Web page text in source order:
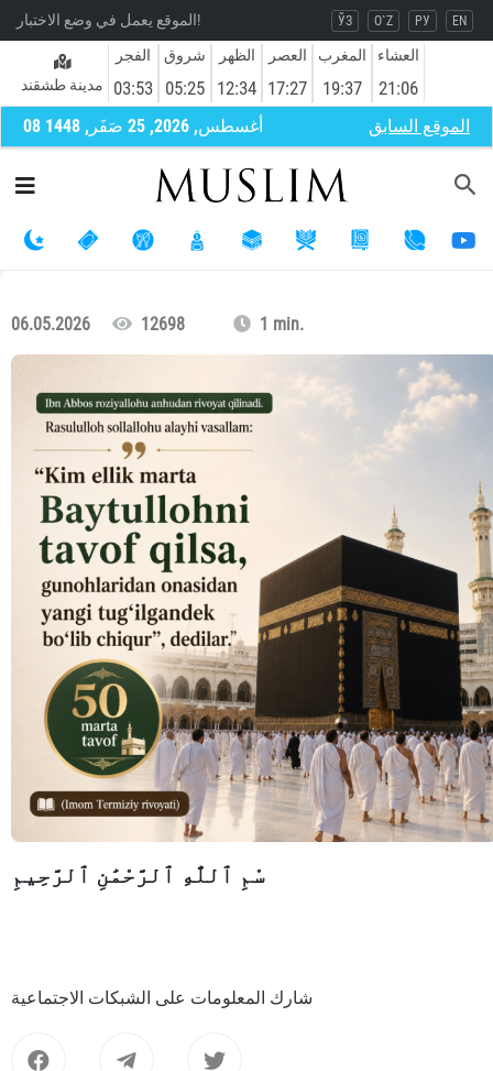
الموقع يعمل في وضع الاختبار! ЎЗ O`Z РУ EN
مدينة طشقند
الفجر
03:53
شروق
05:25
الظهر
12:34
العصر
17:27
المغرب
19:37
العشاء
21:06
08 أغسطس, 2026, 25 صَفَر, 1448 الموقع السابق
06.05.2026 12698 1 min.
سْمِ ٱللَّٰهِ ٱلرَّحْمَٰنِ ٱلرَّحِيمِ
شارك المعلومات على الشبكات الاجتماعية